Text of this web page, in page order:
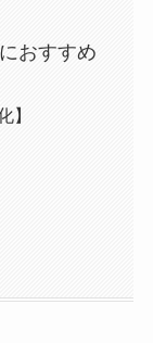
おすすめ
】